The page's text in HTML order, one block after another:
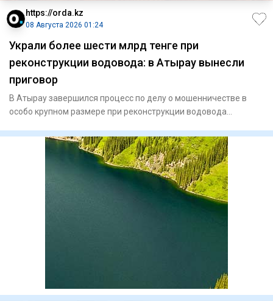
https://orda.kz
08 Августа 2026 01:24
Украли более шести млрд тенге при
реконструкции водовода: в Атырау вынесли
приговор
В Атырау завершился процесс по делу о мошенничестве в
особо крупном размере при реконструкции водовода